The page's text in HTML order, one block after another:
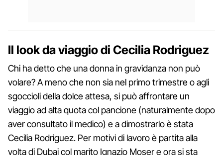
Il look da viaggio di Cecilia Rodriguez
Chi ha detto che una donna in gravidanza non può
volare? A meno che non sia nel primo trimestre o agli
sgoccioli della dolce attesa, si può affrontare un
viaggio ad alta quota col pancione (naturalmente dopo
aver consultato il medico) e a dimostrarlo è stata
Cecilia Rodriguez. Per motivi di lavoro è partita alla
volta di Dubai col marito Ignazio Moser e ora si sta